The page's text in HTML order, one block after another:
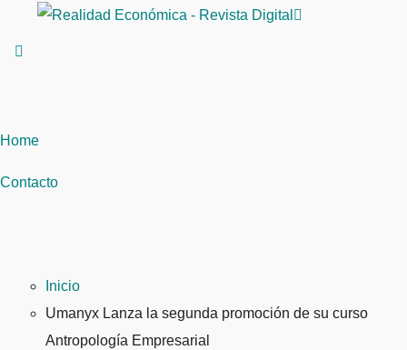
Home
Contacto
Inicio
Umanyx Lanza la segunda promoción de su curso
Antropología Empresarial